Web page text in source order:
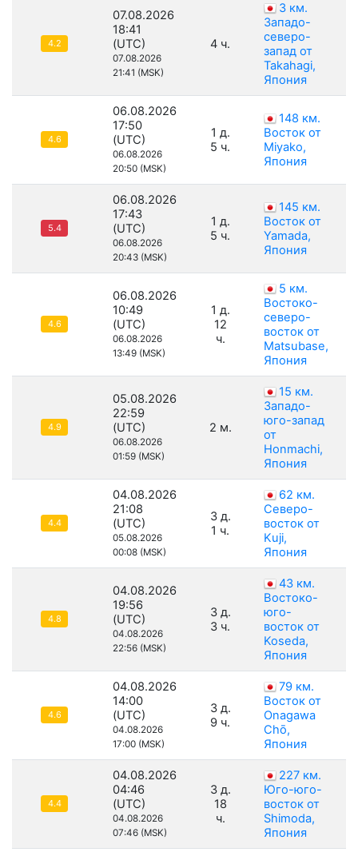
4.2
07.08.2026
18:41
(UTC)
07.08.2026
21:41 (MSK)
4 ч.
3 км.
Западо-
северо-
запад от
Takahagi,
Япония
4.6
06.08.2026
17:50
(UTC)
06.08.2026
20:50 (MSK)
1 д.
5 ч.
148 км.
Восток от
Miyako,
Япония
5.4
06.08.2026
17:43
(UTC)
06.08.2026
20:43 (MSK)
1 д.
5 ч.
145 км.
Восток от
Yamada,
Япония
4.6
06.08.2026
10:49
(UTC)
06.08.2026
13:49 (MSK)
1 д.
12
ч.
5 км.
Востоко-
северо-
восток от
Matsubase,
Япония
4.9
05.08.2026
22:59
(UTC)
06.08.2026
01:59 (MSK)
2 м.
15 км.
Западо-
юго-запад
от
Honmachi,
Япония
4.4
04.08.2026
21:08
(UTC)
05.08.2026
00:08 (MSK)
3 д.
1 ч.
62 км.
Северо-
восток от
Kuji,
Япония
4.8
04.08.2026
19:56
(UTC)
04.08.2026
22:56 (MSK)
3 д.
3 ч.
43 км.
Востоко-
юго-
восток от
Koseda,
Япония
4.6
04.08.2026
14:00
(UTC)
04.08.2026
17:00 (MSK)
3 д.
9 ч.
79 км.
Восток от
Onagawa
Chō,
Япония
4.4
04.08.2026
04:46
(UTC)
04.08.2026
07:46 (MSK)
3 д.
18
ч.
227 км.
Юго-юго-
восток от
Shimoda,
Япония